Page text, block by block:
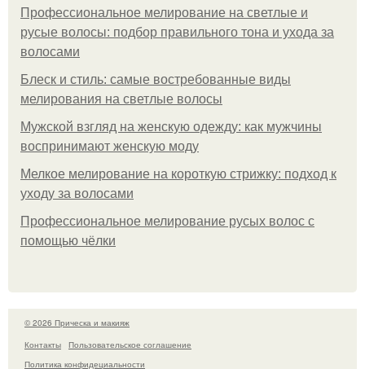
Профессиональное мелирование на светлые и
русые волосы: подбор правильного тона и ухода за
волосами
Блеск и стиль: самые востребованные виды
мелирования на светлые волосы
Мужской взгляд на женскую одежду: как мужчины
воспринимают женскую моду
Мелкое мелирование на короткую стрижку: подход к
уходу за волосами
Профессиональное мелирование русых волос с
помощью чёлки
© 2026 Прическа и макияж
Контакты
Пользовательское соглашение
Политика конфидециальности